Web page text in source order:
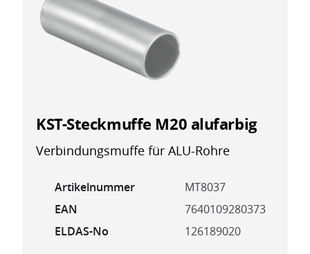
KST-Steckmuffe M20 alufarbig
Verbindungsmuffe für ALU-Rohre
Artikelnummer
MT8037
EAN
7640109280373
ELDAS-No
126189020